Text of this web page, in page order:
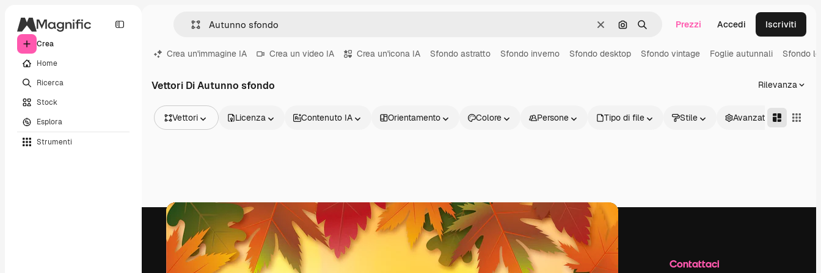
Crea
Home
Ricerca
Stock
Esplora
Strumenti
CancellaCerca per immagine
Ricerca Prezzi Accedi Iscriviti
Crea un'immagine IA Crea un video IA Crea un'icona IA Sfondo astratto Sfondo inverno Sfondo desktop Sfondo vintage Foglie autunnali Sfondo
Vettori Di Autunno sfondo Rilevanza
Vettori
Video
Clip video
Motion graphic
Modelli di video
Icone
Modelli 3D
Font
Licenza Contenuto IA Orientamento Colore Persone Tipo di file Stile Avanzate
Inizia Azienda Contattaci